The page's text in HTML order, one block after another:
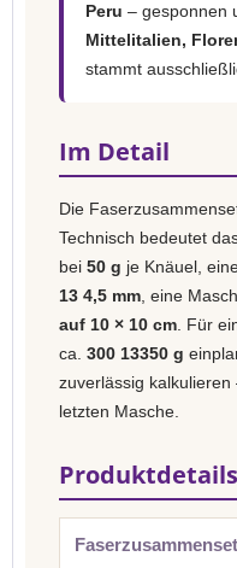
Peru – gesponnen
Mittelitalien,
stammt
Im Detail
Die
Technisch bedeutet
bei 50 g je Knäuel,
13 4,5 mm , eine
auf 10 × 10 cm . Für
ca. 300 13350 g
zuverlässig
letzten Masche.